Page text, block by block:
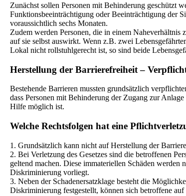
Zunächst sollen Personen mit Behinderung geschützt
Funktionsbeeinträchtigung oder Beeinträchtigung der
voraussichtlich sechs Monaten.
Zudem werden Personen, die in einem
auf sie selbst auswirkt. Wenn z.B. zwei
Lokal nicht rollstuhlgerecht ist, so sind beide
Herstellung der Barrierefreiheit –
Bestehende Barrieren mussten grundsätzlich
dass Personen mit Behinderung der Zugang zur
Hilfe möglich ist.
Welche Rechtsfolgen hat eine
1. Grundsätzlich kann nicht auf Herstellung der
2. Bei Verletzung des Gesetzes sind die betroffenen
geltend machen. Diese immateriellen Schäden werden
Diskriminierung vorliegt.
3. Neben der Schadenersatzklage besteht die
Diskriminierung festgestellt, können sich betroffene auf